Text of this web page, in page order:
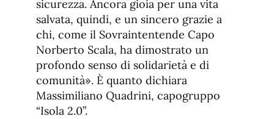
sicurezza. Ancora gioia per una vita
salvata, quindi, e un sincero grazie a
chi, come il Sovraintentende Capo
Norberto Scala, ha dimostrato un
profondo senso di solidarietà e di
comunità». È quanto dichiara
Massimiliano Quadrini, capogruppo
“Isola 2.0”.